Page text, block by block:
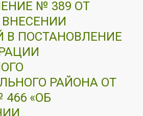
№ 389 ОТ
ВНЕСЕНИИ
В ПОСТАНОВЛЕНИЕ
РАЙОНА ОТ
466 «ОБ